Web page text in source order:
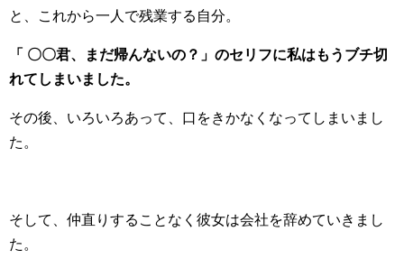
と、これから一人で残業する自分。
「 〇〇君、まだ帰んないの？」のセリフに私はもうブチ切
れてしまいました。
その後、いろいろあって、口をきかなくなってしまいまし
た。
そして、仲直りすることなく彼女は会社を辞めていきまし
た。